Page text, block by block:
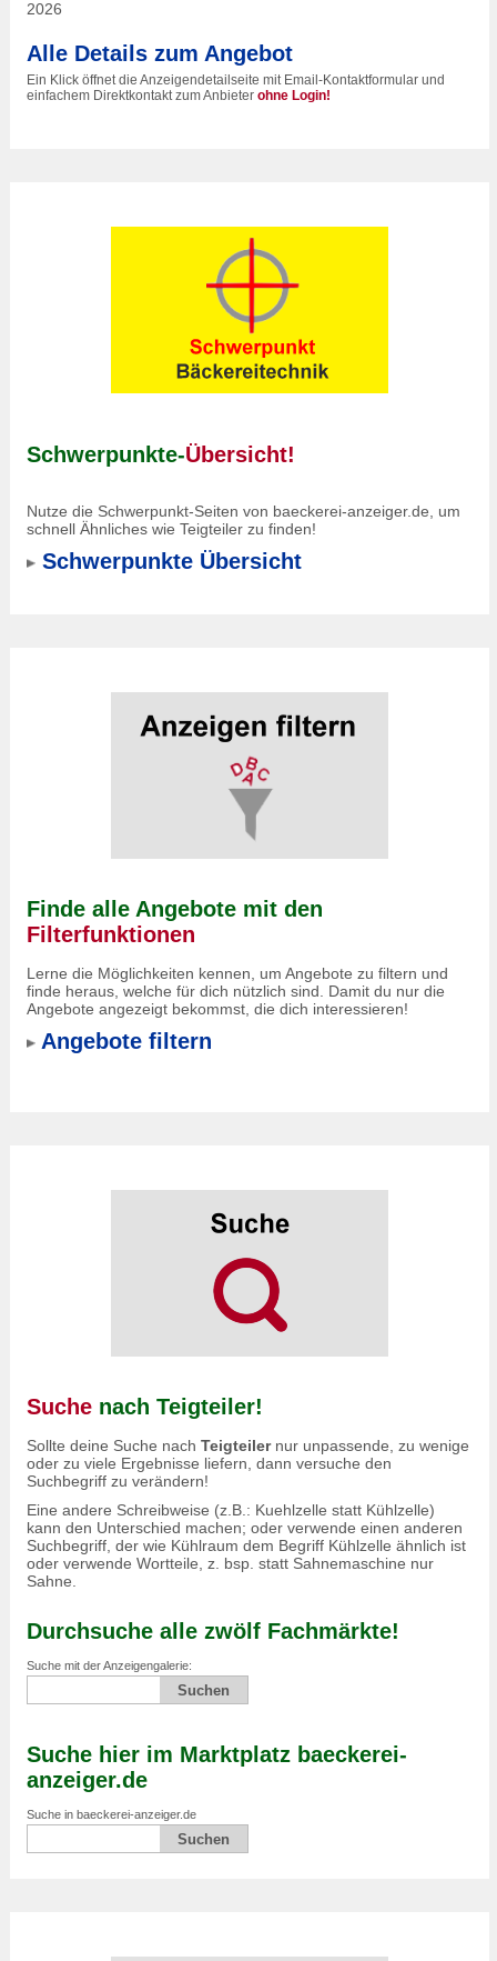
2026
Alle Details zum Angebot
Ein Klick öffnet die Anzeigendetailseite mit Email-Kontaktformular und
einfachem Direktkontakt zum Anbieter ohne Login!
Schwerpunkte-Übersicht!
Nutze die Schwerpunkt-Seiten von baeckerei-anzeiger.de, um
schnell Ähnliches wie Teigteiler zu finden!
Schwerpunkte Übersicht
Finde alle Angebote mit den
Filterfunktionen
Lerne die Möglichkeiten kennen, um Angebote zu filtern und
finde heraus, welche für dich nützlich sind. Damit du nur die
Angebote angezeigt bekommst, die dich interessieren!
Angebote filtern
Suche nach Teigteiler!
Sollte deine Suche nach Teigteilernur unpassende, zu wenige
oder zu viele Ergebnisse liefern, dann versuche den
Suchbegriff zu verändern!
Eine andere Schreibweise (z.B.: Kuehlzelle statt Kühlzelle)
kann den Unterschied machen; oder verwende einen anderen
Suchbegriff, der wie Kühlraum dem Begriff Kühlzelle ähnlich ist
oder verwende Wortteile, z. bsp. statt Sahnemaschine nur
Sahne.
Durchsuche alle zwölf Fachmärkte!
Suche mit der Anzeigengalerie:
Suche hier im Marktplatz baeckerei-
anzeiger.de
Suche in baeckerei-anzeiger.de